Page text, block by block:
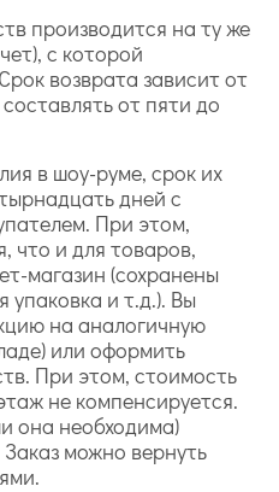
производится на ту же
с которой
возврата зависит от
от пяти до
в шоу-руме, срок их
дней с
При этом,
что и для товаров,
магазин (сохранены
упаковка и т.д.). Вы
на аналогичную
или оформить
При этом, стоимость
не компенсируется.
она необходима)
можно вернуть